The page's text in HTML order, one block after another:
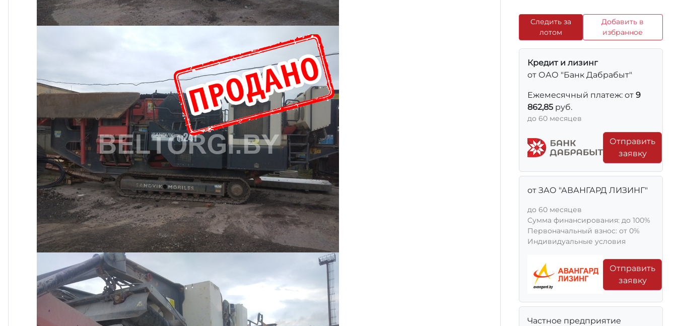
Следить за
лотом
Добавить в
избранное
Кредит и лизинг
от ОАО "Банк Дабрабыт"
Ежемесячный платеж: от 9
862,85 руб.
до 60 месяцев
Отправить
заявку
от ЗАО "АВАНГАРД ЛИЗИНГ"
до 60 месяцев
Сумма финансирования: до 100%
Первоначальный взнос: от 0%
Индивидуальные условия
Отправить
заявку
Частное предприятие